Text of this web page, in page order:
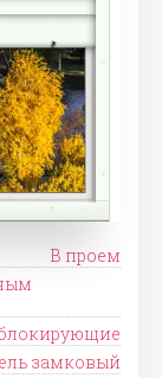
В проем
замковый